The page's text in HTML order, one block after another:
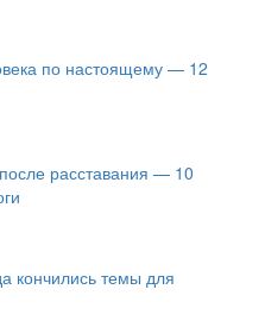
по настоящему — 12
расставания — 10
кончились темы для